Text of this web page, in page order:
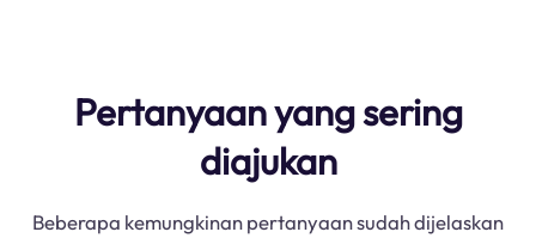
Pertanyaan yang sering
diajukan
Beberapa kemungkinan pertanyaan sudah dijelaskan